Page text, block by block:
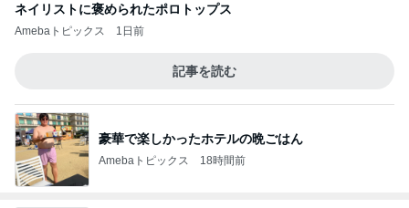
ネイリストに褒められたポロトップス
Amebaトピックス 1日前
記事を読む
豪華で楽しかったホテルの晩ごはん
Amebaトピックス 18時間前